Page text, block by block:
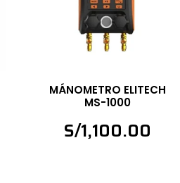
MÁNOMETRO ELITECH
MS-1000
S/1,100.00